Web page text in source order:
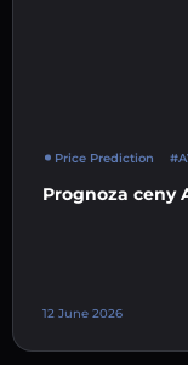
Price Prediction
Prognoza ceny
12 June 2026